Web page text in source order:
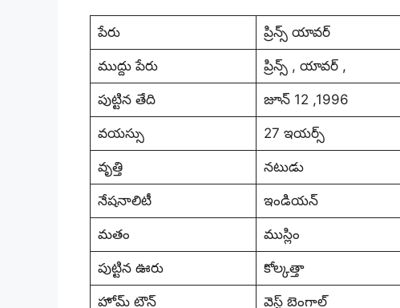
పేరు ప్రిన్స్ యావర్
ముద్దు పేరు ప్రిన్స్ , యావర్ ,
పుట్టిన తేది జూన్ 12 ,1996
వయస్సు 27 ఇయర్స్
వృత్తి నటుడు
నేషనాలిటీ ఇండియన్
మతం ముస్లిం
పుట్టిన ఊరు కోల్కత్తా
హోమ్ టౌన్ వెస్ట్ బెంగాల్